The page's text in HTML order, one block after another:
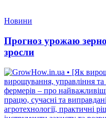
Новини
Прогноз урожаю
зросли